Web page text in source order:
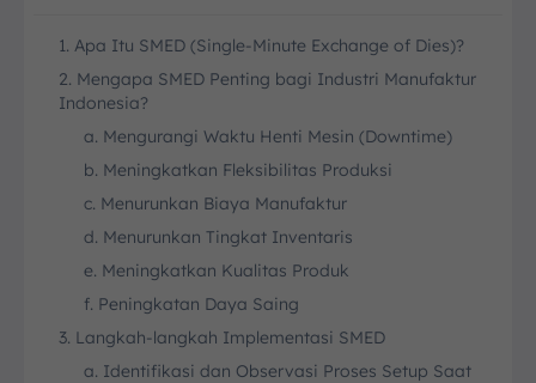
1. Apa Itu SMED (Single-Minute Exchange of Dies)?
2. Mengapa SMED Penting bagi Industri Manufaktur
Indonesia?
a. Mengurangi Waktu Henti Mesin (Downtime)
b. Meningkatkan Fleksibilitas Produksi
c. Menurunkan Biaya Manufaktur
d. Menurunkan Tingkat Inventaris
e. Meningkatkan Kualitas Produk
f. Peningkatan Daya Saing
3. Langkah-langkah Implementasi SMED
a. Identifikasi dan Observasi Proses Setup Saat